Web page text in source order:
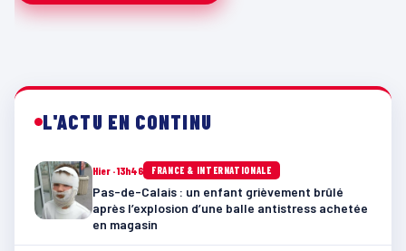
L'ACTU EN CONTINU
Hier · 13h46 FRANCE & INTERNATIONALE
Pas-de-Calais : un enfant grièvement brûlé
après l’explosion d’une balle antistress achetée
en magasin